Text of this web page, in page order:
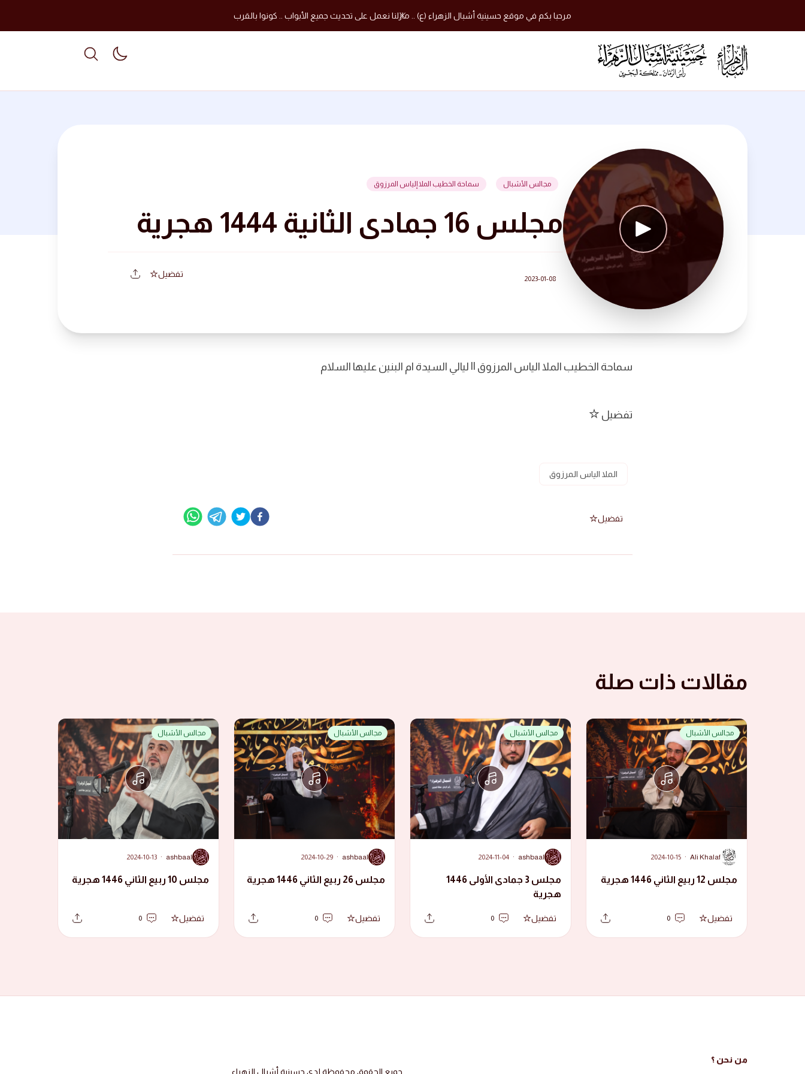
مرحبا بكم في موقع حسينية أشبال الزهراء (ع) .. مازلنا نعمل على تحديث جميع الأبواب .. كونوا بالقرب
dark mode
مجالس الأشبال سماحة الخطيب الملا إلياس المرزوق
مجلس 16 جمادى الثانية 1444 هجرية
2023-01-08 تفضيل
سماحة الخطيب الملا الياس المرزوق || ليالي السيدة ام البنين عليها السلام
تفضيل
الملا الياس المرزوق
تفضيل
مقالات ذات صلة
مجالس الأشبال
A
Ali Khalaf
·
2024-10-15
مجلس 12 ربيع الثاني 1446 هجرية
تفضيل 0
مجالس الأشبال
A
ashbaal
·
2024-11-04
مجلس 3 جمادى الأولى 1446
هجرية
تفضيل 0
مجالس الأشبال
A
ashbaal
·
2024-10-29
مجلس 26 ربيع الثاني 1446 هجرية
تفضيل 0
مجالس الأشبال
A
ashbaal
·
2024-10-13
مجلس 10 ربيع الثاني 1446 هجرية
تفضيل 0
من نحن ؟
جميع الحقوق محفوظة لدى حسينية أشبال الزهراء.